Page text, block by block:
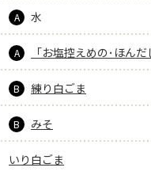
A 水
A 「お塩控えめの･ほんだ
B 練り白ごま
B みそ
いり白ごま